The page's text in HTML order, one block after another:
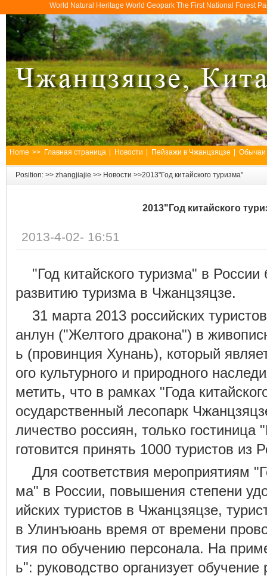
World Natural Heritage World Geopark The First National
Home >> Главная страница Новости Пейзажи в Чжанцзяцзе Обычаи
Position: >> zhangjiajie >> Новости >>2013"Год китайского туризма"
2013"Год китайского
2013-4-02- 16:51
"Год китайского туризма" в России
развитию туризма в Чжанцзяцзе.
31 марта 2013 российских
анлун ("Желтого дракона") в
ь (провинция Хунань), который
ого культурного и природного
метить, что в рамках "Года
осударственный лесопарк
личество россиян, только
готовится принять 1000 туристов из
Для соответствия мероприятиям
ма" в России, повышения степени
ийских туристов в Чжанцзяцзе,
в Улинъюань время от времени
тия по обучению персонала. На
ь": руководство организует